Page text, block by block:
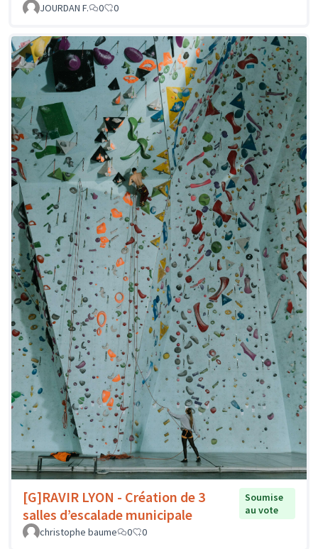
JOURDAN F. 0 0
[G]RAVIR LYON - Création de 3
salles d’escalade municipale
Soumise
au vote
christophe baume
0 0